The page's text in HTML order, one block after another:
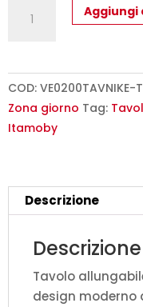
allungabile
Niket
tortora
gambe
Aggiungi
COD: VE0200TAVNIKE-
Zona giorno Tag:
Itamoby
Descrizione
Descrizione
Tavolo
design moderno